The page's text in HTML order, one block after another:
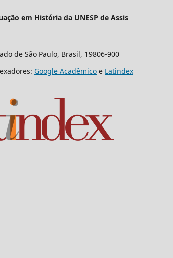
em História da UNESP de Assis
de São Paulo, Brasil, 19806-900
Google Acadêmico e Latindex